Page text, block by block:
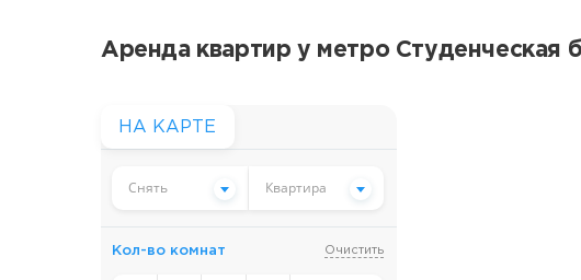
Аренда квартир у метро Студенческая
Снять Квартира
Кол-во комнат Очистить
НА КАРТЕ